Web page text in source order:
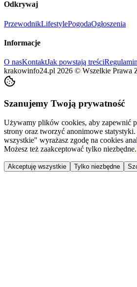
Odkrywaj
PrzewodnikLifestylePogodaOgłoszenia
Informacje
O nasKontaktJak powstają treściRegulamin
krakowinfo24.pl 2026 © Wszelkie Prawa
Szanujemy Twoją prywatność
Używamy plików cookies, aby zapewnić
strony oraz tworzyć anonimowe
wszystkie" wyrażasz zgodę na cookies
Możesz też zaakceptować tylko niezbędne.
Akceptuję wszystkie Tylko niezbędne